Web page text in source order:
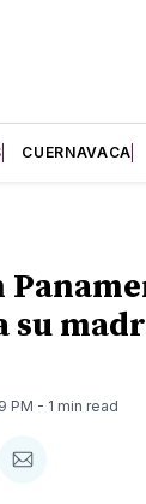
CUERNAVACA
su
PM - 1 min read
Compartir